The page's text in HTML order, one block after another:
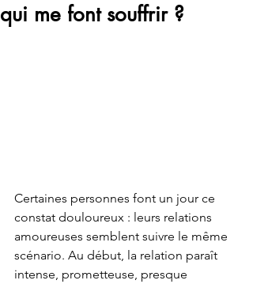
qui me font souffrir ?
Certaines personnes font un jour ce
constat douloureux : leurs relations
amoureuses semblent suivre le même
scénario. Au début, la relation paraît
intense, prometteuse, presque